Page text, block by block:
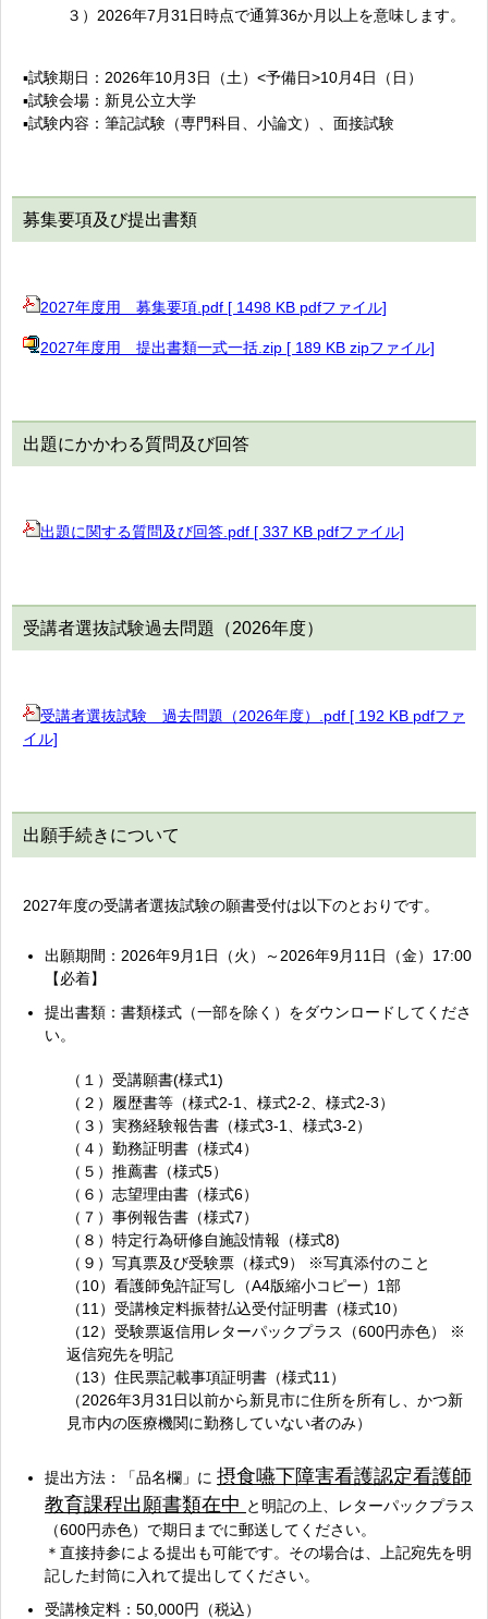
３）2026年7月31日時点で通算36か月以上を意味します。
▪試験期日：2026年10月3日（土）<予備日>10月4日（日）
▪試験会場：新見公立大学
▪試験内容：筆記試験（専門科目、小論文）、面接試験
募集要項及び提出書類
2027年度用 募集要項.pdf [ 1498 KB pdfファイル]
2027年度用 提出書類一式一括.zip [ 189 KB zipファイル]
出題にかかわる質問及び回答
出題に関する質問及び回答.pdf [ 337 KB pdfファイル]
受講者選抜試験過去問題（2026年度）
受講者選抜試験 過去問題（2026年度）.pdf [ 192 KB pdfファ
イル]
出願手続きについて
2027年度の受講者選抜試験の願書受付は以下のとおりです。
出願期間：2026年9月1日（火）～2026年9月11日（金）17:00
【必着】
提出書類：書類様式（一部を除く）をダウンロードしてくださ
い。
（１）受講願書(様式1)
（２）履歴書等（様式2-1、様式2-2、様式2-3）
（３）実務経験報告書（様式3-1、様式3-2）
（４）勤務証明書（様式4）
（５）推薦書（様式5）
（６）志望理由書（様式6）
（７）事例報告書（様式7）
（８）特定行為研修自施設情報（様式8)
（９）写真票及び受験票（様式9） ※写真添付のこと
（10）看護師免許証写し（A4版縮小コピー）1部
（11）受講検定料振替払込受付証明書（様式10）
（12）受験票返信用レターパックプラス（600円赤色） ※
返信宛先を明記
（13）住民票記載事項証明書（様式11）
（2026年3月31日以前から新見市に住所を所有し、かつ新
見市内の医療機関に勤務していない者のみ）
提出方法：「品名欄」に 摂食嚥下障害看護認定看護師
教育課程出願書類在中 と明記の上、レターパックプラス
（600円赤色）で期日までに郵送してください。
＊直接持参による提出も可能です。その場合は、上記宛先を明
記した封筒に入れて提出してください。
受講検定料：50,000円（税込）